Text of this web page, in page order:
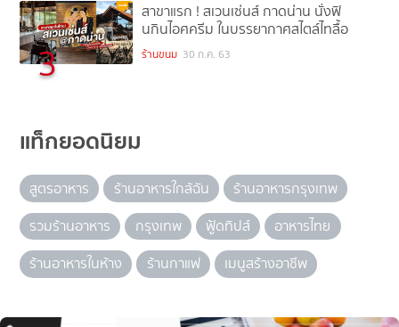
3
สาขาแรก ! สเวนเซ่นส์ กาดน่าน นั่งฟิ
นกินไอศครีม ในบรรยากาศสไตล์ไทลื้อ
ร้านขนม 30 ก.ค. 63
แท็กยอดนิยม
สูตรอาหาร ร้านอาหารใกล้ฉัน
ร้านอาหารกรุงเทพ
รวมร้านอาหาร
กรุงเทพ ฟู้ดทิปส์
อาหารไทย
ร้านอาหารในห้าง
ร้านกาแฟ เมนูสร้างอาชีพ